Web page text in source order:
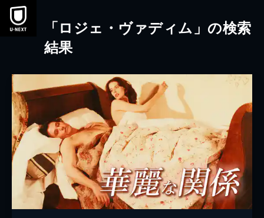
本文へスキップ
「ロジェ・ヴァディム」の検索
結果